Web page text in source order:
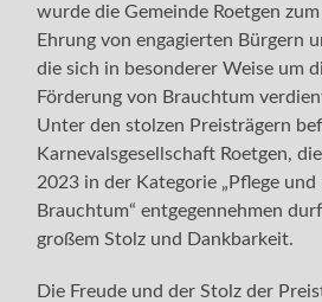
wurde die Gemeinde Roetgen
Ehrung von engagierten Bürgern
die sich in besonderer Weise um
Förderung von Brauchtum
Unter den stolzen Preisträgern
Karnevalsgesellschaft Roetgen,
2023 in der Kategorie „Pflege und
Brauchtum“ entgegennehmen
großem Stolz und Dankbarkeit.
Die Freude und der Stolz der